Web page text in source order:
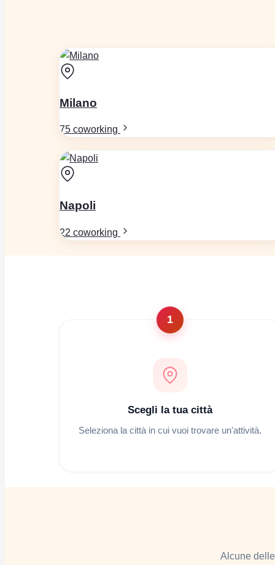
1
Scegli la tua città
Seleziona la città in cui vuoi trovare un'attività.
Milano
75 coworking
Napoli
22 coworking
Alcune